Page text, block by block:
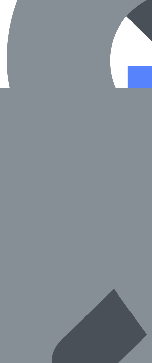
받아보세요
받아보세요